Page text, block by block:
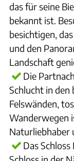
das für seine
bekannt ist.
besichtigen,
und den
Landschaft
Die
Schlucht in den
Felswänden,
Wanderwegen
Naturliebhaber
Das